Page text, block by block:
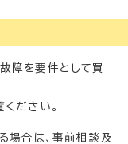
障を要件として買
ださい。
場合は、事前相談及